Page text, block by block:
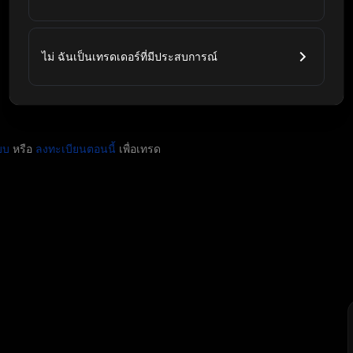
บ หรือ ลงทะเบียนตอนนี้ เพื่อเทรด
ไม่ ฉันเป็นเทรดเดอร์ที่มีประสบการณ์